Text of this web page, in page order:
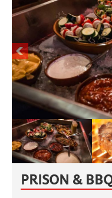
PRISON &